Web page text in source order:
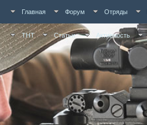
Главная Форум Отряды
ТНТ Статьи Активность